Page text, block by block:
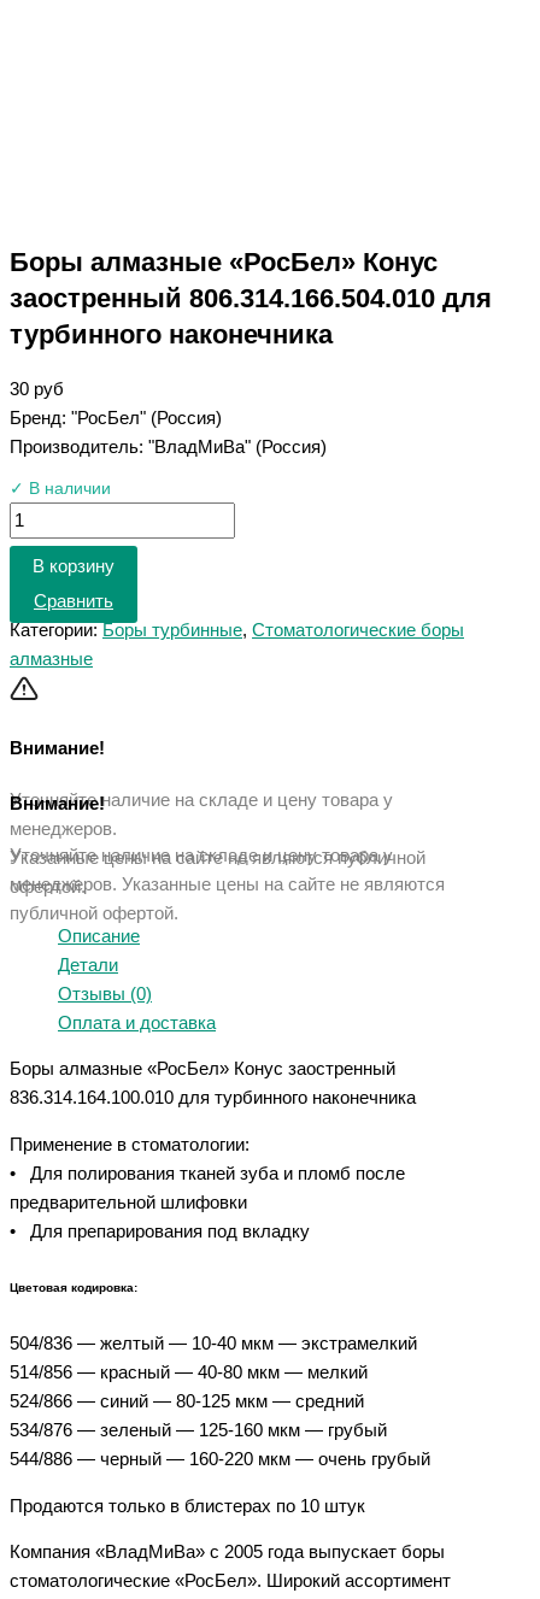
Боры алмазные «РосБел» Конус
заостренный 806.314.166.504.010 для
турбинного наконечника
30 руб
Бренд: "РосБел" (Россия)
Производитель: "ВладМиВа" (Россия)
✓ В наличии
В корзину
Сравнить
Категории: Боры турбинные, Стоматологические боры
алмазные
Внимание!
Уточняйте наличие на складе и цену товара у
менеджеров.
Указанные цены на сайте не являются публичной
офертой.
Внимание!
Уточняйте наличие на складе и цену товара у
менеджеров. Указанные цены на сайте не являются
публичной офертой.
Описание
Детали
Отзывы (0)
Оплата и доставка
Боры алмазные «РосБел» Конус заостренный
836.314.164.100.010 для турбинного наконечника
Применение в стоматологии:
• Для полирования тканей зуба и пломб после
предварительной шлифовки
• Для препарирования под вкладку
Цветовая кодировка:
504/836 — желтый — 10-40 мкм — экстрамелкий
514/856 — красный — 40-80 мкм — мелкий
524/866 — синий — 80-125 мкм — средний
534/876 — зеленый — 125-160 мкм — грубый
544/886 — черный — 160-220 мкм — очень грубый
Продаются только в блистерах по 10 штук
Компания «ВладМиВа» с 2005 года выпускает боры
стоматологические «РосБел». Широкий ассортимент